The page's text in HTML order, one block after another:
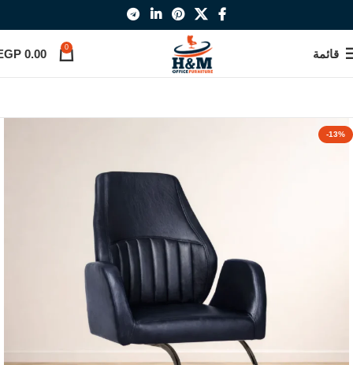
قائمة 0
0.00
-13%